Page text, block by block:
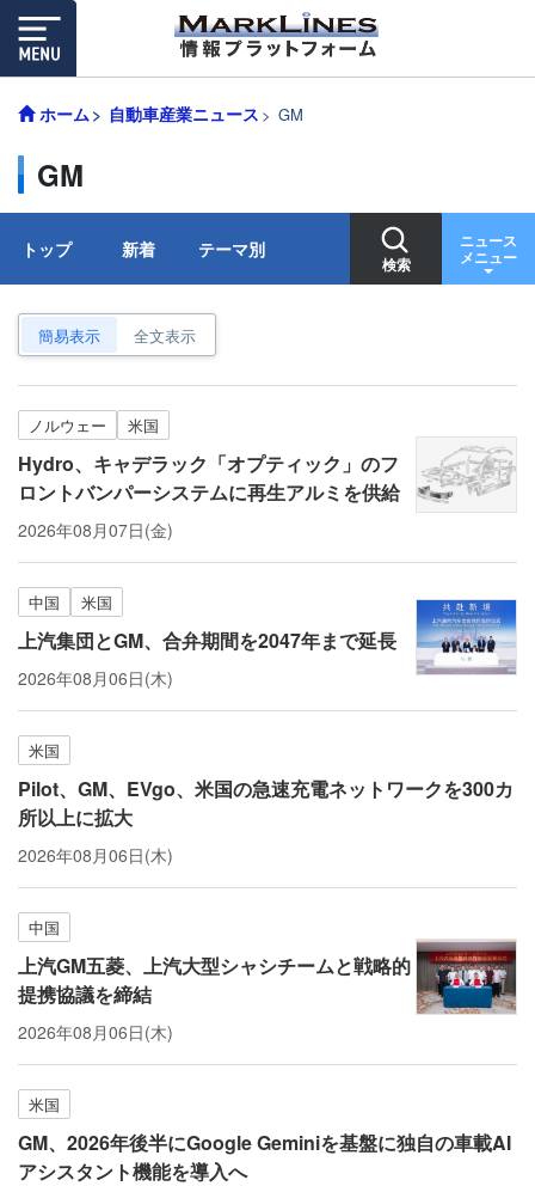
ホーム 自動車産業ニュース GM
GM
トップ 新着 テーマ別
検索
ニュース
メニュー
簡易表示 全文表示
ノルウェー 米国
Hydro、キャデラック「オプティック」のフ
ロントバンパーシステムに再生アルミを供給
2026年08月07日(金)
中国 米国
上汽集団とGM、合弁期間を2047年まで延長
2026年08月06日(木)
米国
Pilot、GM、EVgo、米国の急速充電ネットワークを300カ
所以上に拡大
2026年08月06日(木)
中国
上汽GM五菱、上汽大型シャシチームと戦略的
提携協議を締結
2026年08月06日(木)
米国
GM、2026年後半にGoogle Geminiを基盤に独自の車載AI
アシスタント機能を導入へ